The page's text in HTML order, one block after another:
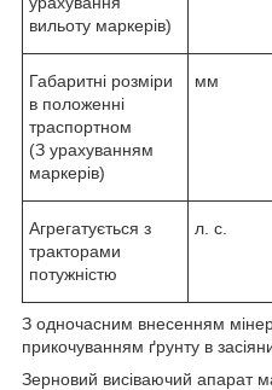
вильоту маркерів)
Габаритні розміри
в положенні
траспортном
(З урахуванням
маркерів)
мм
Агрегатується з
тракторами
потужністю
л. с.
З одночасним внесенням
прикочуванням ґрунту в
Зерновий висіваючий апарат